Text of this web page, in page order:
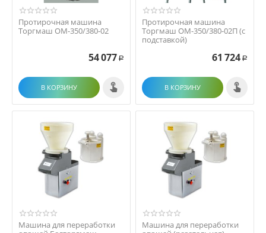
Протирочная машина
Торгмаш ОМ-350/380-02
54 077 Р
В КОРЗИНУ
Протирочная машина
Торгмаш ОМ-350/380-02П (с
подставкой)
61 724 Р
В КОРЗИНУ
Машина для переработки
Машина для переработки